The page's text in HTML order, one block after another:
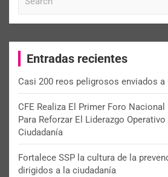
c
Entradas recientes
Casi 200 reos peligrosos enviados a
CFE Realiza El Primer Foro
Para Reforzar El Liderazgo
Ciudadanía
Fortalece SSP la cultura de la
dirigidos a la ciudadanía